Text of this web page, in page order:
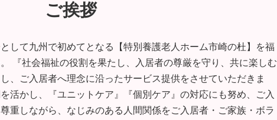
ご挨拶
して九州で初めてとなる【特別養護老人ホーム市崎の杜】を福
『社会福祉の役割を果たし、入居者の尊厳を守り、共に楽しむ
、ご入居者へ理念に沿ったサービス提供をさせていただきま
活かし、『ユニットケア』『個別ケア』の対応にも努め、ご入
重しながら、なじみのある人間関係をご入居者・ご家族・ボラ